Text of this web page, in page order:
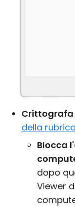
Crittografa
della rubrica
Blocca
dopo
Viewer